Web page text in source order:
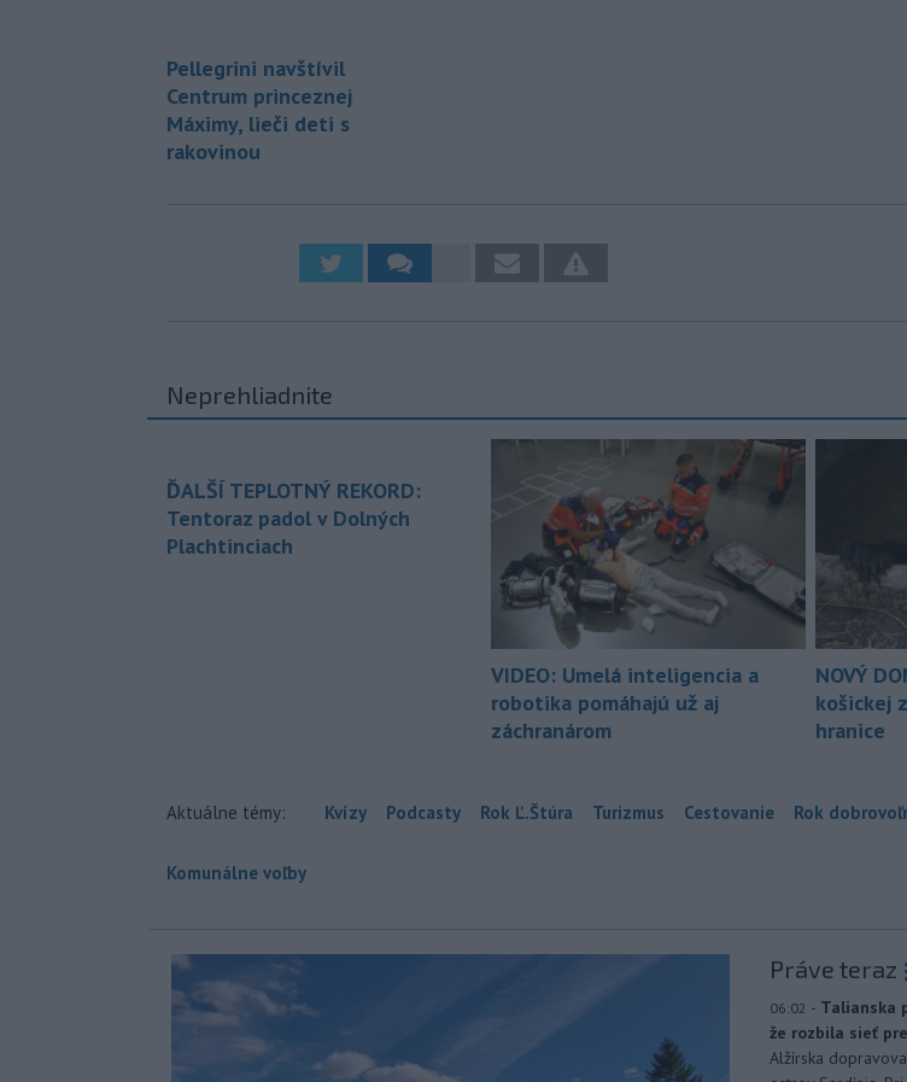
Pellegrini navštívil
Centrum princeznej
Máximy, lieči deti s
rakovinou
Neprehliadnite
ĎALŠÍ TEPLOTNÝ REKORD:
Tentoraz padol v Dolných
Plachtinciach
VIDEO: Umelá inteligencia a
robotika pomáhajú už aj
záchranárom
NOVÝ
košickej
hranice
Aktuálne témy: Kvízy Podcasty Rok Ľ.Štúra Turizmus Cestovanie Rok
Komunálne voľby
Práve teraz
06:02 - Talianska
že rozbila sieť
Alžírska